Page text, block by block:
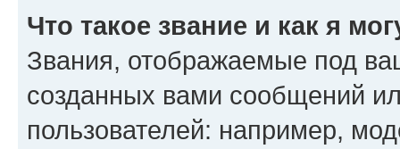
Что такое звание и как я
Звания, отображаемые под
созданных вами сообщений
пользователей: например,